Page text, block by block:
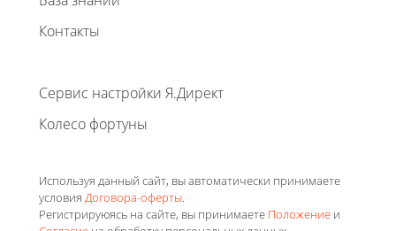
Контакты
Сервис настройки Я.Директ
Колесо фортуны
Используя данный сайт, вы автоматически принимаете
условия Договора-оферты.
Регистрируюясь на сайте, вы принимаете Положение и